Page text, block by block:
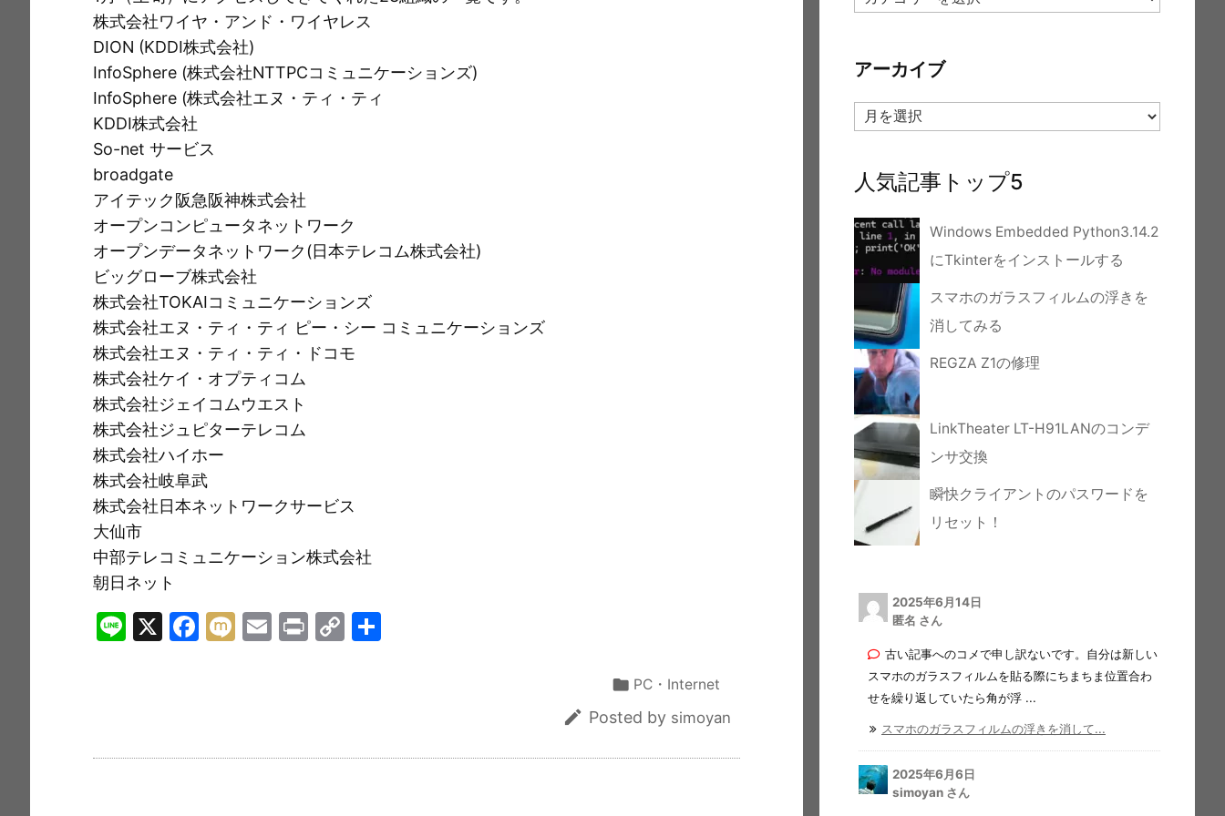
e
c
e
b
o
k
i
ai t
p
y
Li
n
株式会社ワイヤ・アンド・ワイヤレス
DION (KDDI株式会社)
InfoSphere (株式会社NTTPCコミュニケーションズ)
InfoSphere (株式会社エヌ・ティ・ティ
KDDI株式会社
So-net サービス
broadgate
アイテック阪急阪神株式会社
オープンコンピュータネットワーク
オープンデータネットワーク(日本テレコム株式会社)
ビッグローブ株式会社
株式会社TOKAIコミュニケーションズ
株式会社エヌ・ティ・ティ ピー・シー コミュニケーションズ
株式会社エヌ・ティ・ティ・ドコモ
株式会社ケイ・オプティコム
株式会社ジェイコムウエスト
株式会社ジュピターテレコム
株式会社ハイホー
株式会社岐阜武
株式会社日本ネットワークサービス
大仙市
中部テレコミュニケーション株式会社
朝日ネット
Li X
F
M E
Pr C
 PC・Internet
 Posted by simoyan
テ
ー
アーカイブ
ア
ー
イ
ブ
人気記事トップ5
Windows Embedded Python3.14.2
にTkinterをインストールする
スマホのガラスフィルムの浮きを
消してみる
REGZA Z1の修理
LinkTheater LT-H91LANのコンデ
ンサ交換
瞬快クライアントのパスワードを
リセット！
2025年6月14日
匿名 さん
古い記事へのコメで申し訳ないです。自分は新しい
スマホのガラスフィルムを貼る際にちまちま位置合わ
せを繰り返していたら角が浮 ...
スマホのガラスフィルムの浮きを消して...
2025年6月6日
simoyan さん